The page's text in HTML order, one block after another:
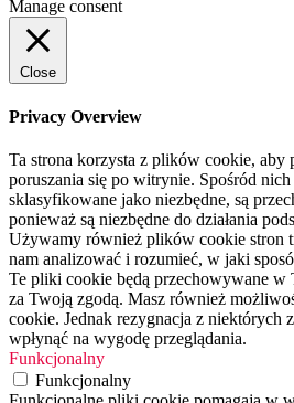
Manage consent
Close
Privacy Overview
Ta strona korzysta z plików cookie, aby
poruszania się po witrynie. Spośród
sklasyfikowane jako niezbędne, są
ponieważ są niezbędne do działania
Używamy również plików cookie stron
nam analizować i rozumieć, w jaki
Te pliki cookie będą przechowywane w
za Twoją zgodą. Masz również
cookie. Jednak rezygnacja z niektórych
wpłynąć na wygodę przeglądania.
Funkcjonalny
Funkcjonalny